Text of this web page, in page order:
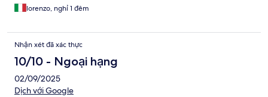
lorenzo, nghỉ 1 đêm
Nhận xét đã xác thực
10/10 - Ngoại hạng
02/09/2025
Dịch với Google